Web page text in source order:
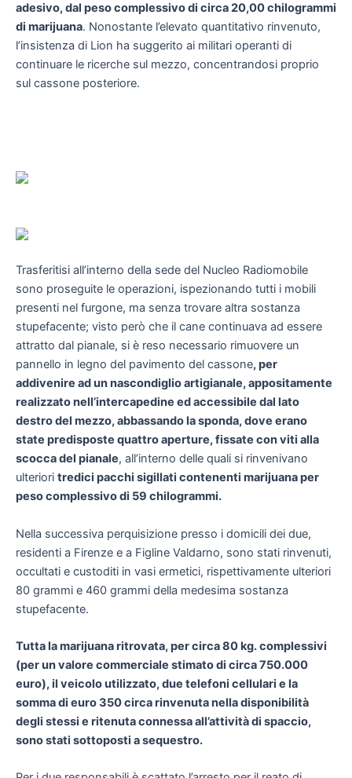
adesivo, dal peso complessivo di circa 20,00 chilogrammi
di marijuana. Nonostante l’elevato quantitativo rinvenuto,
l’insistenza di Lion ha suggerito ai militari operanti di
continuare le ricerche sul mezzo, concentrandosi proprio
sul cassone posteriore.
Trasferitisi all’interno della sede del Nucleo Radiomobile
sono proseguite le operazioni, ispezionando tutti i mobili
presenti nel furgone, ma senza trovare altra sostanza
stupefacente; visto però che il cane continuava ad essere
attratto dal pianale, si è reso necessario rimuovere un
pannello in legno del pavimento del cassone, per
addivenire ad un nascondiglio artigianale, appositamente
realizzato nell’intercapedine ed accessibile dal lato
destro del mezzo, abbassando la sponda, dove erano
state predisposte quattro aperture, fissate con viti alla
scocca del pianale, all’interno delle quali si rinvenivano
ulteriori tredici pacchi sigillati contenenti marijuana per
peso complessivo di 59 chilogrammi.
Nella successiva perquisizione presso i domicili dei due,
residenti a Firenze e a Figline Valdarno, sono stati rinvenuti,
occultati e custoditi in vasi ermetici, rispettivamente ulteriori
80 grammi e 460 grammi della medesima sostanza
stupefacente.
Tutta la marijuana ritrovata, per circa 80 kg. complessivi
(per un valore commerciale stimato di circa 750.000
euro), il veicolo utilizzato, due telefoni cellulari e la
somma di euro 350 circa rinvenuta nella disponibilità
degli stessi e ritenuta connessa all’attività di spaccio,
sono stati sottoposti a sequestro.